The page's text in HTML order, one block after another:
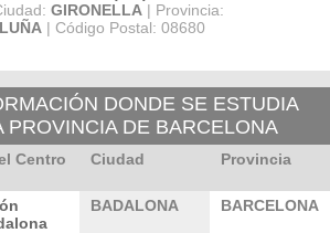
GIRONELLA | Provincia:
| Código Postal: 08680
DONDE SE ESTUDIA
PROVINCIA DE BARCELONA
Centro
Ciudad Provincia
BADALONA BARCELONA